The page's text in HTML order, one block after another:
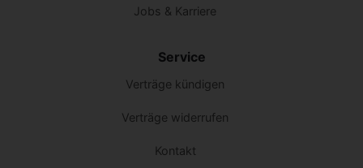
Jobs & Karriere
Service
Verträge kündigen
Verträge widerrufen
Kontakt